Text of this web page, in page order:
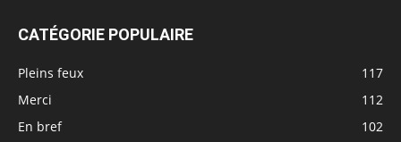
CATÉGORIE POPULAIRE
Pleins feux
117
Merci
112
En bref
102